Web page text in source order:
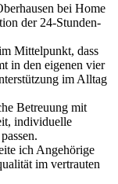
bei Home
der 24-Stunden-
Mittelpunkt, dass
in den eigenen vier
im Alltag
Betreuung mit
individuelle
ich Angehörige
im vertrauten